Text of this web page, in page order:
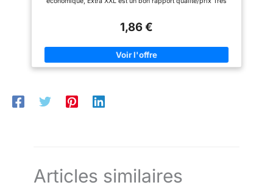
ou l’atelier. Qualité supérieure de Renova emballé avec du
concernés par l'environnement et la pollution des océans.
1,86 €
Articles similaires